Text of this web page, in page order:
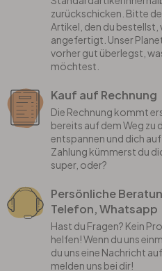
zurückschicken. Bitte
Artikel, den du bestellst,
angefertigt. Unser
vorher gut überlegst,
möchtest.
Kauf auf Rechnung
Die Rechnung kommt
bereits auf dem Weg zu
entspannen und dich
Zahlung kümmerst du
super, oder?
Persönliche
Telefon, Whatsapp
Hast du Fragen? Kein
helfen! Wenn du uns
du uns eine Nachricht
melden uns bei dir!